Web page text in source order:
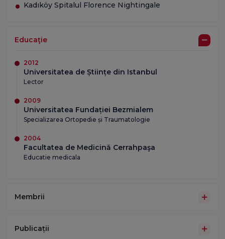
Kadıköy Spitalul Florence Nightingale
Educaţie
2012
Universitatea de Științe din Istanbul
Lector
2009
Universitatea Fundației Bezmialem
Specializarea Ortopedie și Traumatologie
2004
Facultatea de Medicină Cerrahpaşa
Educatie medicala
Membrii
Publicații